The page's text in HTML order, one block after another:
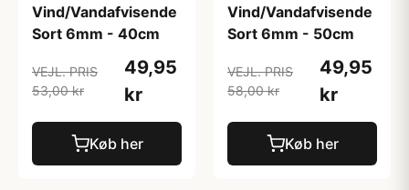
Vind/Vandafvisende
Sort 6mm - 40cm
VEJL. PRIS
53,00 kr
49,95
kr
Køb her
Vind/Vandafvisende
Sort 6mm - 50cm
VEJL. PRIS
58,00 kr
49,95
kr
Køb her